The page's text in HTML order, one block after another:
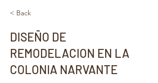
< Back
DISEÑO DE
REMODELACION EN LA
COLONIA NARVANTE